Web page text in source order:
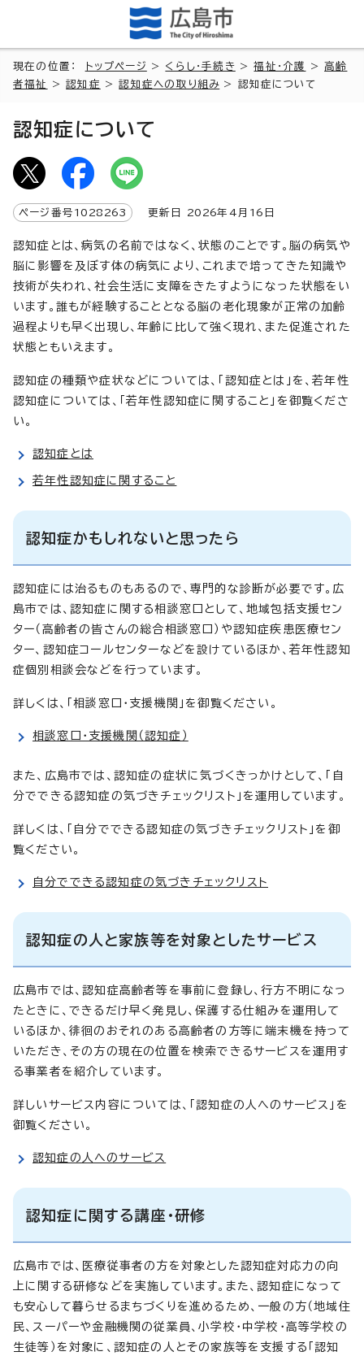
現在の位置： トップページ > くらし・手続き >福祉・介護 >高齢
者福祉
>認知症 >認知症への取り組み > 認知症について
認知症について
ページ番号 1028263 更新日 2026年4月 16 日
認知症とは、病気の名前ではなく、状態のことです。脳の病気や
脳に影響を及ぼす体の病気により、これまで培ってきた知識や
技術が失われ、社会生活に支障をきたすようになった状態をい
います。誰もが経験することとなる脳の老化現象が正常の加齢
過程よりも早く出現し、年齢に比して強く現れ、また促進された
状態ともいえます。
認知症の種類や症状などについては、「認知症とは」を、若年性
認知症については、「若年性認知症に関すること」を御覧くださ
い。
認知症とは
若年性認知症に関すること
認知症かもしれないと思ったら
認知症には治るものもあるので、専門的な診断が必要です。広
島市では、認知症に関する相談窓口として、地域包括支援セン
ター（高齢者の皆さんの総合相談窓口）や認知症疾患医療セン
ター、認知症コールセンターなどを設けているほか、若年性認知
症個別相談会などを行っています。
詳しくは、「相談窓口・支援機関」を御覧ください。
相談窓口・支援機関（認知症）
また、広島市では、認知症の症状に気づくきっかけとして、「自
分でできる認知症の気づきチェックリスト」を運用しています。
詳しくは、「自分でできる認知症の気づきチェックリスト」を御
覧ください。
自分でできる認知症の気づきチェックリスト
認知症の人と家族等を対象としたサービス
広島市では、認知症高齢者等を事前に登録し、行方不明になっ
たときに、できるだけ早く発見し、保護する仕組みを運用して
いるほか、徘徊のおそれのある高齢者の方等に端末機を持って
いただき、その方の現在の位置を検索できるサービスを運用す
る事業者を紹介しています。
詳しいサービス内容については、「認知症の人へのサービス」を
御覧ください。
認知症の人へのサービス
認知症に関する講座・研修
広島市では、医療従事者の方を対象とした認知症対応力の向
上に関する研修などを実施しています。また、認知症になって
も安心して暮らせるまちづくりを進めるため、一般の方（地域住
民、スーパーや金融機関の従業員、小学校・中学校・高等学校の
生徒等）を対象に、認知症の人とその家族等を支援する「認知